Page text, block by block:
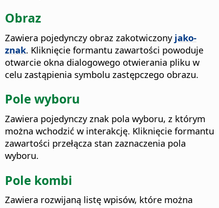
Obraz
Zawiera pojedynczy obraz zakotwiczony jako-
znak. Kliknięcie formantu zawartości powoduje
otwarcie okna dialogowego otwierania pliku w
celu zastąpienia symbolu zastępczego obrazu.
Pole wyboru
Zawiera pojedynczy znak pola wyboru, z którym
można wchodzić w interakcję. Kliknięcie formantu
zawartości przełącza stan zaznaczenia pola
wyboru.
Pole kombi
Zawiera rozwijaną listę wpisów, które można